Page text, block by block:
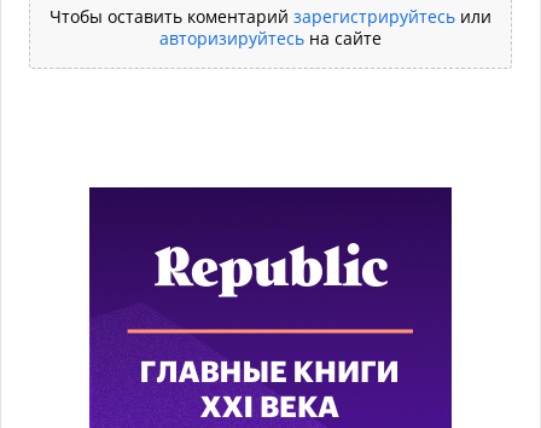
Чтобы оставить коментарий зарегистрируйтесь или
авторизируйтесь на сайте